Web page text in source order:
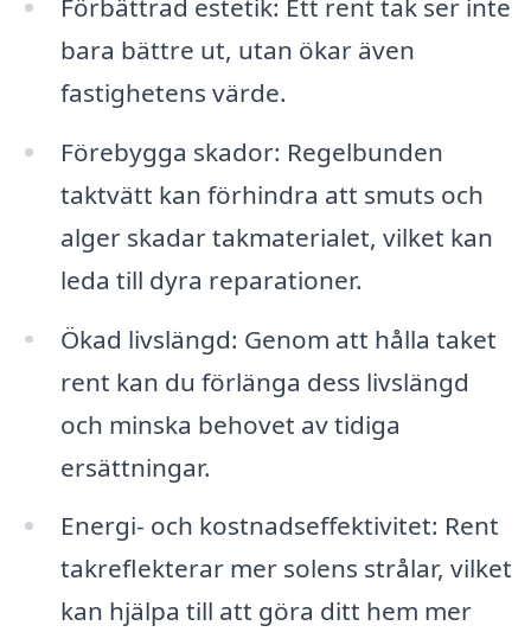
Förbättrad estetik: Ett rent tak ser inte
bara bättre ut, utan ökar även
fastighetens värde.
Förebygga skador: Regelbunden
taktvätt kan förhindra att smuts och
alger skadar takmaterialet, vilket kan
leda till dyra reparationer.
Ökad livslängd: Genom att hålla taket
rent kan du förlänga dess livslängd
och minska behovet av tidiga
ersättningar.
Energi- och kostnadseffektivitet: Rent
takreflekterar mer solens strålar, vilket
kan hjälpa till att göra ditt hem mer